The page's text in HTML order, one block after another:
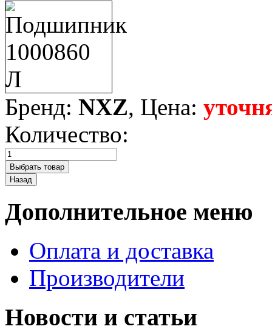
Бренд: NXZ, Цена:
Количество:
Дополнительное меню
Оплата и доставка
Производители
Новости и статьи